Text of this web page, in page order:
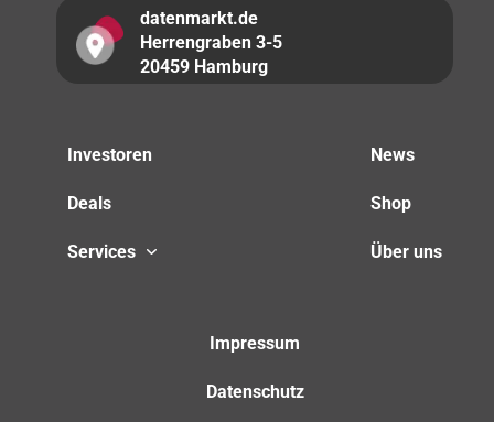
datenmarkt.de
Herrengraben 3-5
20459 Hamburg
Investoren
Deals
Services
News
Shop
Über uns
Impressum
Datenschutz